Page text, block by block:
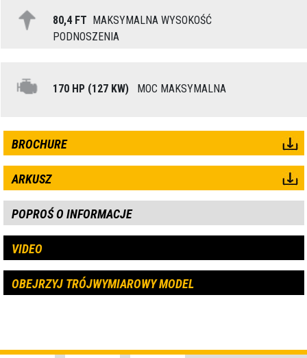
80,4 FT MAKSYMALNA WYSOKOŚĆ
PODNOSZENIA
170 HP (127 KW) MOC MAKSYMALNA
BROCHURE
ARKUSZ
POPROŚ O INFORMACJE
VIDEO
OBEJRZYJ TRÓJWYMIAROWY MODEL